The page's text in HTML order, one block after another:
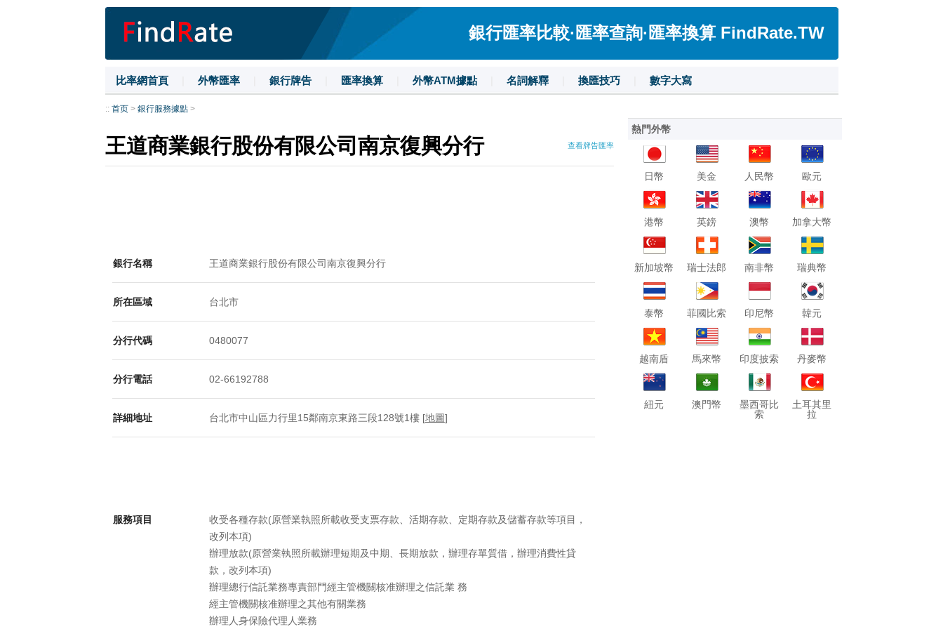
銀行匯率比較·匯率查詢·匯率換算 FindRate.TW
比率網首頁 外幣匯率 銀行牌告 匯率換算 外幣ATM據點 名詞解釋 換匯技巧 數字大寫
:: 首页> 銀行服務據點>
王道商業銀行股份有限公司南京復興分行 查看牌告匯率
銀行名稱 王道商業銀行股份有限公司南京復興分行
所在區域 台北市
分行代碼 0480077
分行電話 02-66192788
詳細地址 台北市中山區力行里15鄰南京東路三段128號1樓 [地圖]
服務項目
收受各種存款(原營業執照所載收受支票存款、活期存款、定期存款及儲蓄存款等項目，
改列本項)
辦理放款(原營業執照所載辦理短期及中期、長期放款，辦理存單質借，辦理消費性貸
款，改列本項)
辦理總行信託業務專責部門經主管機關核准辦理之信託業 務
經主管機關核准辦理之其他有關業務
辦理人身保險代理人業務
熱門外幣
日幣 美金 人民幣 歐元
港幣 英鎊 澳幣 加拿大幣
新加坡幣 瑞士法郎 南非幣 瑞典幣
泰幣 菲國比索 印尼幣 韓元
越南盾 馬來幣 印度披索 丹麥幣
紐元 澳門幣
墨西哥比
索
土耳其里
拉